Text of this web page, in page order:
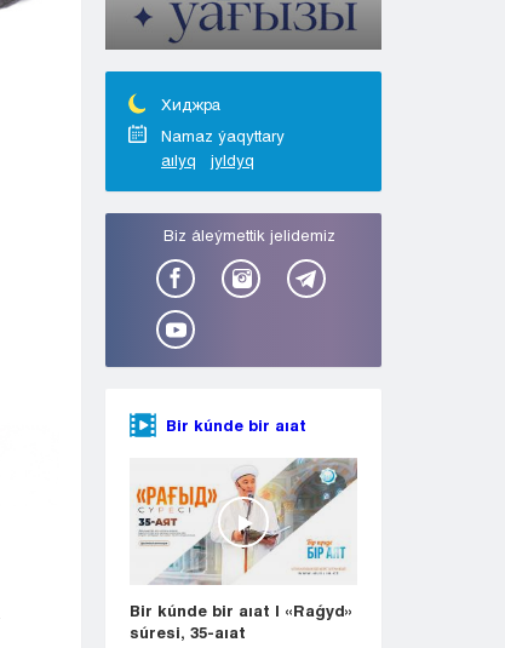
Semeı
Taldykorgan
Taraz
Týrkestan
Ýralsk
Ýst-Kamenogorsk
Shymkent
Хиджра
Namaz ýaqyttary
aılyq
jyldyq
Bіz áleýmettіk jelіdemіz
Bir kúnde bir aıat
Bir kúnde bir aıat | «Raǵyd»
súresi, 35-aıat